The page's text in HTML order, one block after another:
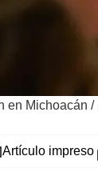
en Michoacán /
Artículo impreso